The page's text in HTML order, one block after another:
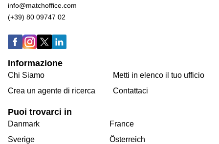
info@matchoffice.com
(+39) 80 09747 02
Informazione
Chi Siamo
Crea un agente di ricerca
Metti in elenco il tuo ufficio
Contattaci
Puoi trovarci in
Danmark
Sverige
France
Österreich